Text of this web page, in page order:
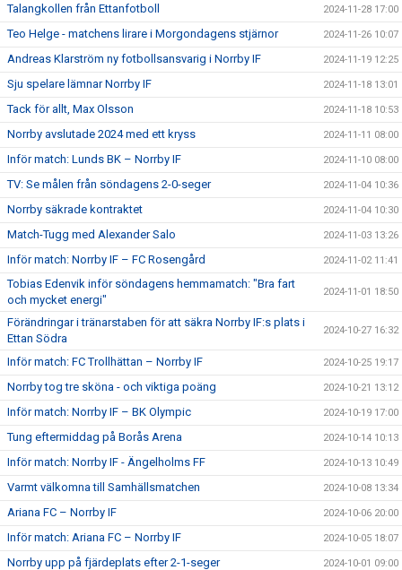
Talangkollen från Ettanfotboll 2024-11-28 17:00
Teo Helge - matchens lirare i Morgondagens stjärnor 2024-11-26 10:07
Andreas Klarström ny fotbollsansvarig i Norrby IF 2024-11-19 12:25
Sju spelare lämnar Norrby IF 2024-11-18 13:01
Tack för allt, Max Olsson 2024-11-18 10:53
Norrby avslutade 2024 med ett kryss 2024-11-11 08:00
Inför match: Lunds BK – Norrby IF 2024-11-10 08:00
TV: Se målen från söndagens 2-0-seger 2024-11-04 10:36
Norrby säkrade kontraktet 2024-11-04 10:30
Match-Tugg med Alexander Salo 2024-11-03 13:26
Inför match: Norrby IF – FC Rosengård 2024-11-02 11:41
Tobias Edenvik inför söndagens hemmamatch: "Bra fart
och mycket energi"
2024-11-01 18:50
Förändringar i tränarstaben för att säkra Norrby IF:s plats i
Ettan Södra
2024-10-27 16:32
Inför match: FC Trollhättan – Norrby IF 2024-10-25 19:17
Norrby tog tre sköna - och viktiga poäng 2024-10-21 13:12
Inför match: Norrby IF – BK Olympic 2024-10-19 17:00
Tung eftermiddag på Borås Arena 2024-10-14 10:13
Inför match: Norrby IF - Ängelholms FF 2024-10-13 10:49
Varmt välkomna till Samhällsmatchen 2024-10-08 13:34
Ariana FC – Norrby IF 2024-10-06 20:00
Inför match: Ariana FC – Norrby IF 2024-10-05 18:07
Norrby upp på fjärdeplats efter 2-1-seger 2024-10-01 09:00